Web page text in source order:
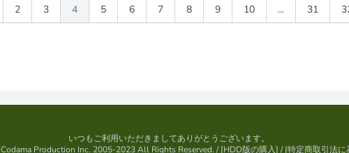
2 3 4 5 6 7 8 9 10 ... 31
いつもご利用いただきましてありがとうございます。
Codama Production Inc. 2005-2023 All Rights Reserved. / [HDD版の購入] / [特定商取引法に